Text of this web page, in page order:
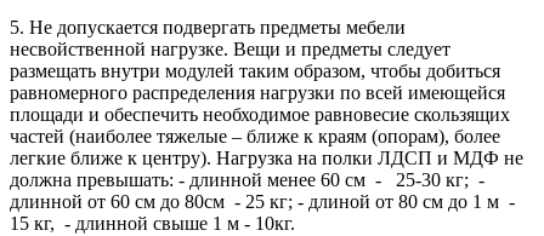
5. Не допускается подвергать предметы мебели
несвойственной нагрузке. Вещи и предметы следует
размещать внутри модулей таким образом, чтобы добиться
равномерного распределения нагрузки по всей имеющейся
площади и обеспечить необходимое равновесие скользящих
частей (наиболее тяжелые – ближе к краям (опорам), более
легкие ближе к центру). Нагрузка на полки ЛДСП и МДФ не
должна превышать: - длинной менее 60 см - 25-30 кг; -
длинной от 60 см до 80см - 25 кг; - длиной от 80 см до 1 м -
15 кг, - длинной свыше 1 м - 10кг.